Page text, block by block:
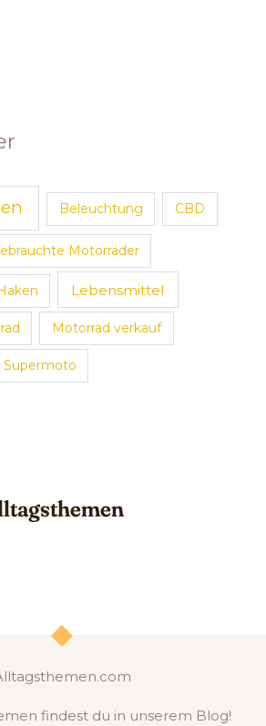
Beleuchtung CBD
Motorräder
Lebensmittel
Motorrad verkauf
Supermoto
findest du in unserem Blog!